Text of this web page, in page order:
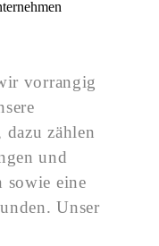
vorrangig
zählen
und
sowie eine
Unser